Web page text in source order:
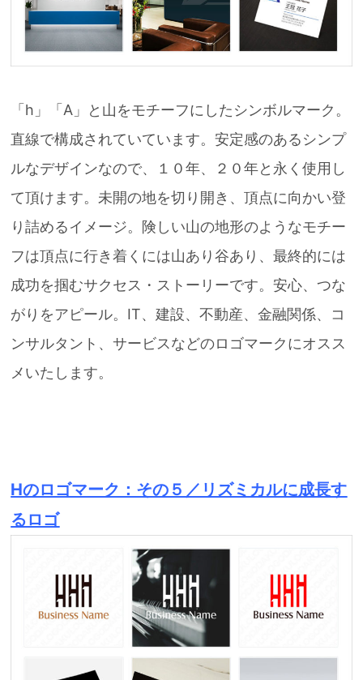
「h」「A」と山をモチーフにしたシンボルマーク。
直線で構成されていています。安定感のあるシンプ
ルなデザインなので、１０年、２０年と永く使用し
て頂けます。未開の地を切り開き、頂点に向かい登
り詰めるイメージ。険しい山の地形のようなモチー
フは頂点に行き着くには山あり谷あり、最終的には
成功を掴むサクセス・ストーリーです。安心、つな
がりをアピール。IT、建設、不動産、金融関係、コ
ンサルタント、サービスなどのロゴマークにオスス
メいたします。
Hのロゴマーク：その５／リズミカルに成長す
るロゴ